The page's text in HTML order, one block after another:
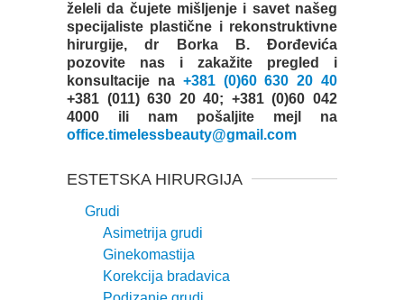
želeli da čujete mišljenje i savet našeg
specijaliste plastične i rekonstruktivne
hirurgije, dr Borka B. Đorđevića
pozovite nas i zakažite pregled i
konsultacije na +381 (0)60 630 20 40
+381 (011) 630 20 40; +381 (0)60 042
4000 ili nam pošaljite mejl na
office.timelessbeauty@gmail.com
ESTETSKA HIRURGIJA
Grudi
Asimetrija grudi
Ginekomastija
Korekcija bradavica